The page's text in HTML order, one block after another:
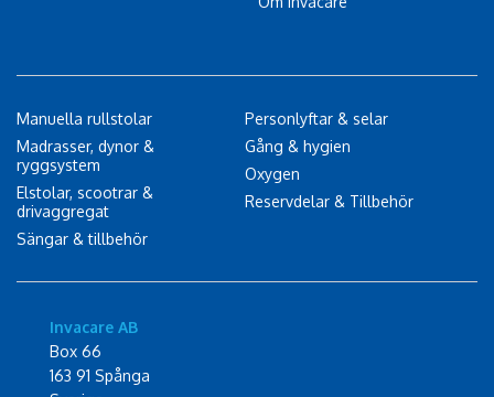
Manuella rullstolar
Madrasser, dynor &
ryggsystem
Elstolar, scootrar &
drivaggregat
Sängar & tillbehör
Personlyftar & selar
Gång & hygien
Oxygen
Reservdelar & Tillbehör
Invacare AB
Box 66
163 91 Spånga